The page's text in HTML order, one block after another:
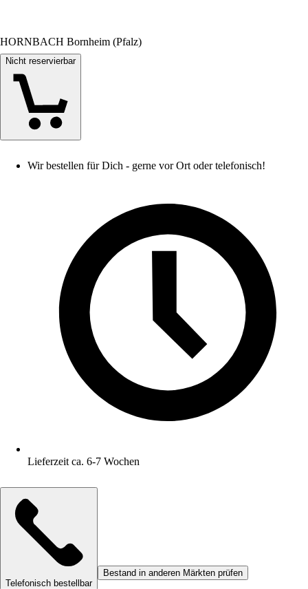
HORNBACH Bornheim (Pfalz)
Nicht reservierbar
Wir bestellen für Dich - gerne vor Ort oder telefonisch!
Lieferzeit ca. 6-7 Wochen
Telefonisch bestellbar
Bestand in anderen Märkten prüfen